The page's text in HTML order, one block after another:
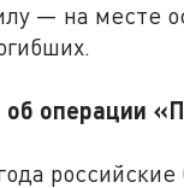
— на месте
об операции